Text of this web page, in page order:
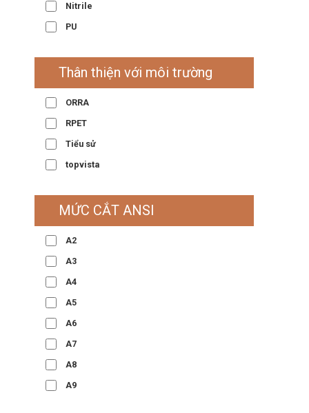
Nitrile
PU
Thân thiện với môi trường
ORRA
RPET
Tiểu sử
topvista
MỨC CẮT ANSI
A2
A3
A4
A5
A6
A7
A8
A9